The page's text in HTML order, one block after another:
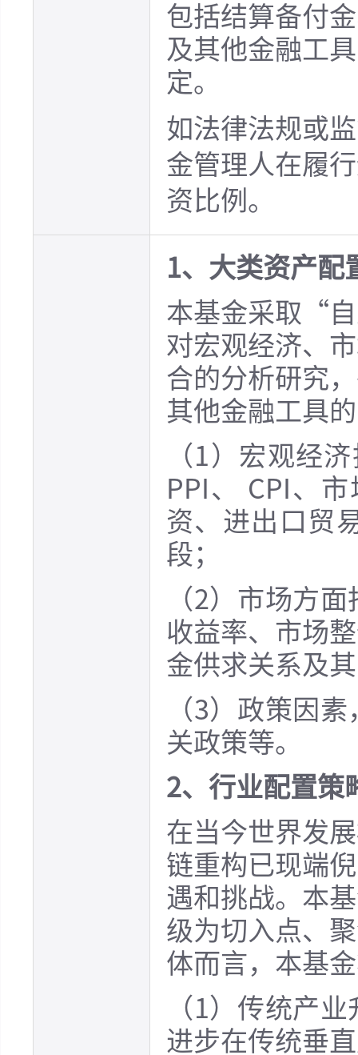
包括结算备付
及其他金融工
定。
如法律法规或
金管理人在履
资比例。
1、大类资产配
本基金采取“
对宏观经济、
合的分析研究
其他金融工具
（1）宏观经
PPI、 CPI、
资、进出口贸
段；
（2）市场方
收益率、市场
金供求关系及
（3）政策因
关政策等。
2、行业配置策
在当今世界发
链重构已现端
遇和挑战。本
级为切入点、
体而言，本基
（1）传统产
进步在传统垂